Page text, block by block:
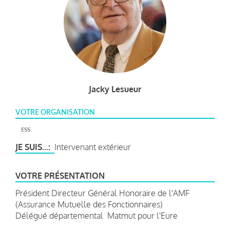
Jacky Lesueur
VOTRE ORGANISATION
ESS
JE SUIS... Intervenant extérieur
VOTRE PRÉSENTATION
Président Directeur Général Honoraire de l'AMF
(Assurance Mutuelle des Fonctionnaires)
Délégué départemental Matmut pour l'Eure